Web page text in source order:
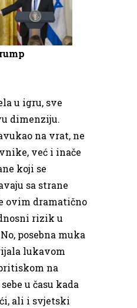
u igru, sve
dimenziju.
na vrat, ne
već i inače
koji se
sa strane
ovim dramatično
rizik u
posebna muka
lukavom
na
u času kada
ali i svjetski